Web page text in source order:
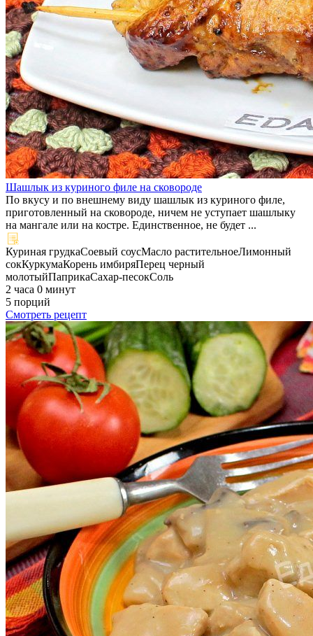
Шашлык из куриного филе на сковороде
По вкусу и по внешнему виду шашлык из куриного филе,
приготовленный на сковороде, ничем не уступает шашлыку
на мангале или на костре. Единственное, не будет ...
Куриная грудкаСоевый соусМасло растительноеЛимонный
сокКуркумаКорень имбиряПерец черный
молотыйПаприкаСахар-песокСоль
2 часа 0 минут
5 порций
Смотреть рецепт